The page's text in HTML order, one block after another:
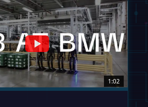
1:02